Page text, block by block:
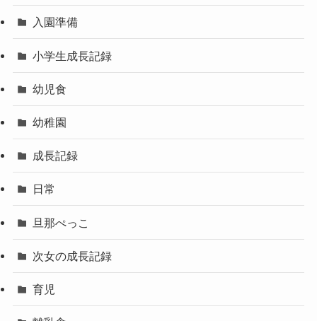
入園準備
小学生成長記録
幼児食
幼稚園
成長記録
日常
旦那ぺっこ
次女の成長記録
育児